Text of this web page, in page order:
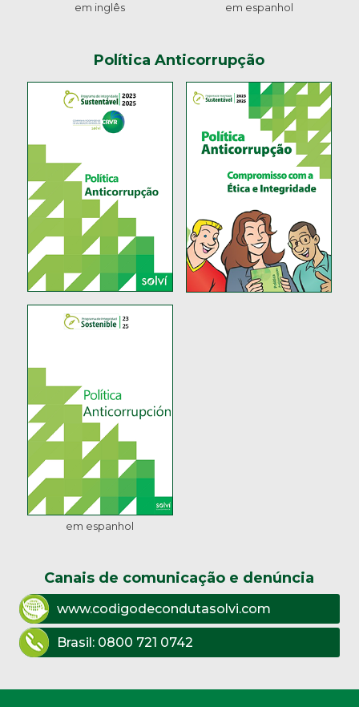
em inglês em espanhol
Política Anticorrupção
em espanhol
Canais de comunicação e denúncia
www.codigodecondutasolvi.com
Brasil: 0800 721 0742